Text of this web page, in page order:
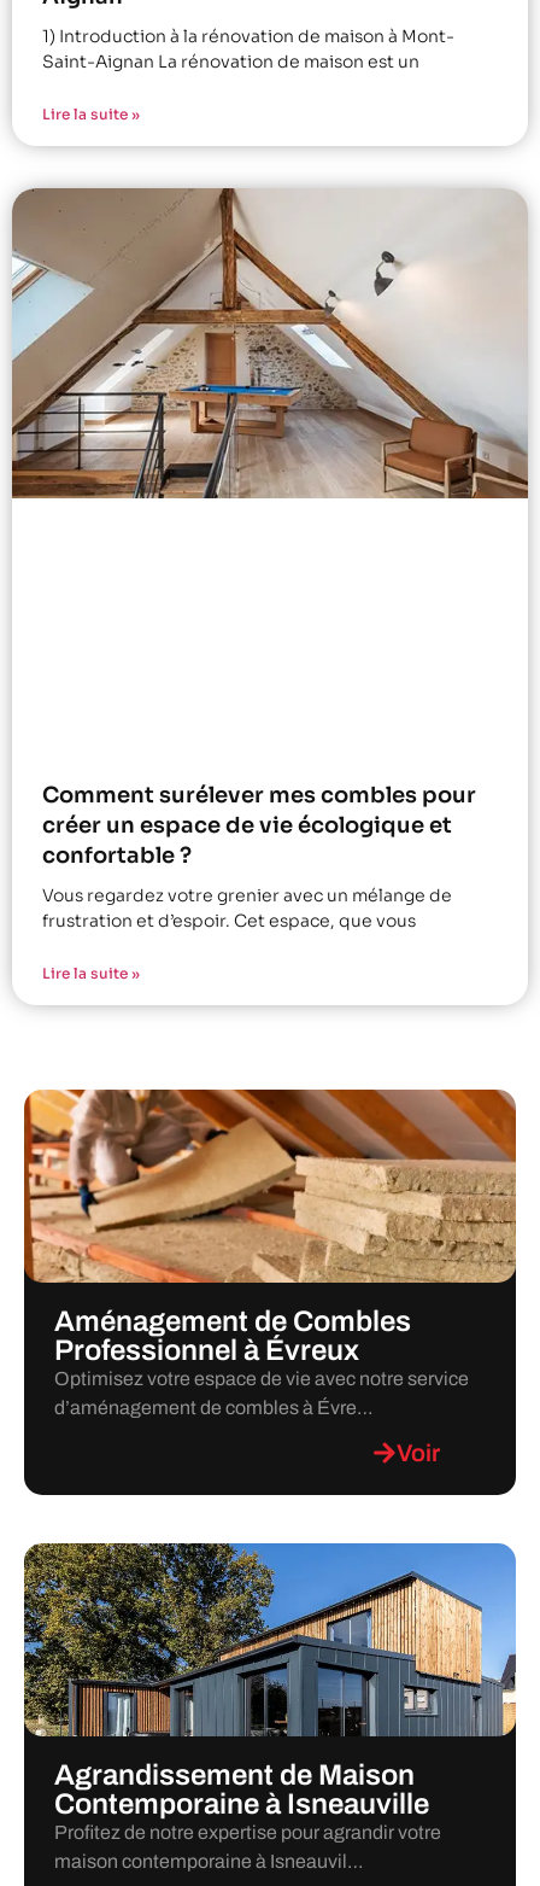
1) Introduction à la rénovation de maison à Mont-
Saint-Aignan La rénovation de maison est un
Lire la suite »
Comment surélever mes combles pour
créer un espace de vie écologique et
confortable ?
Vous regardez votre grenier avec un mélange de
frustration et d’espoir. Cet espace, que vous
Lire la suite »
Aménagement de Combles
Professionnel à Évreux
Optimisez votre espace de vie avec notre service
d’aménagement de combles à Évre…
Voir
Agrandissement de Maison
Contemporaine à Isneauville
Profitez de notre expertise pour agrandir votre
maison contemporaine à Isneauvil…